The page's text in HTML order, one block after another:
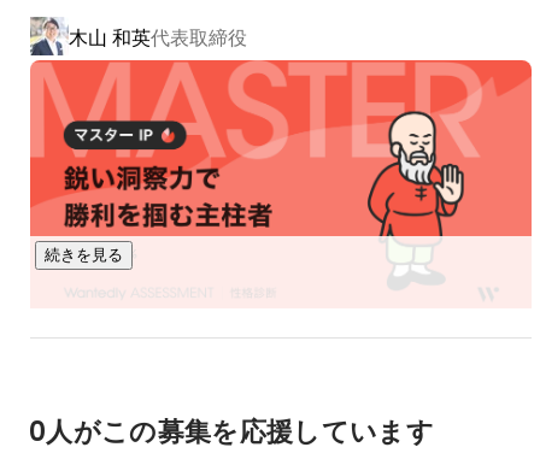
①採用に、Innovationを。
採用コンサルティングサービス「MARUTTO」
新卒採用の課題、難題をまるっと解決するサービス。それが
「MARUTTO」です。60を超える新卒領域のサービス会社と
パートナー契約を結び、各社の特徴あるサービスを組み合わ
せ、企業ごとの課題に応じた個社最適なソリューションを設
計・提案します。採用ターゲット設定、採用手法の策定、選
考フロー構築、内定フォローまで。自社サービスにこだわら
ないフラットな視点からベストな選択肢を提示し、採用成功
を支援します。
首都圏で働きたい学生に特化した新卒人材紹介サービスを展
開しています。業界経験およそ20年の創業メンバーのもと、
木山 和英代表取締役
続きを見る
0人がこの募集を応援しています